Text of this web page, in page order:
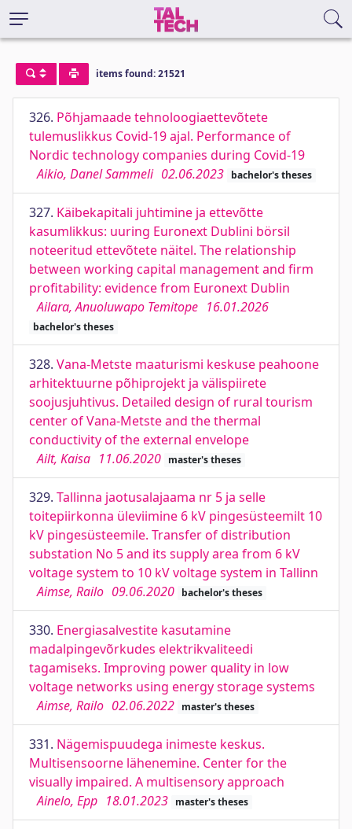
items found: 21521
326. Põhjamaade tehnoloogiaettevõtete
tulemuslikkus Covid-19 ajal. Performance of
Nordic technology companies during Covid-19
Aikio, Danel Sammeli 02.06.2023 bachelor's theses
327. Käibekapitali juhtimine ja ettevõtte
kasumlikkus: uuring Euronext Dublini börsil
noteeritud ettevõtete näitel. The relationship
between working capital management and firm
profitability: evidence from Euronext Dublin
Ailara, Anuoluwapo Temitope 16.01.2026
bachelor's theses
328. Vana-Metste maaturismi keskuse peahoone
arhitektuurne põhiprojekt ja välispiirete
soojusjuhtivus. Detailed design of rural tourism
center of Vana-Metste and the thermal
conductivity of the external envelope
Ailt, Kaisa 11.06.2020 master's theses
329. Tallinna jaotusalajaama nr 5 ja selle
toitepiirkonna üleviimine 6 kV pingesüsteemilt 10
kV pingesüsteemile. Transfer of distribution
substation No 5 and its supply area from 6 kV
voltage system to 10 kV voltage system in Tallinn
Aimse, Railo 09.06.2020 bachelor's theses
330. Energiasalvestite kasutamine
madalpingevõrkudes elektrikvaliteedi
tagamiseks. Improving power quality in low
voltage networks using energy storage systems
Aimse, Railo 02.06.2022 master's theses
331. Nägemispuudega inimeste keskus.
Multisensoorne lähenemine. Center for the
visually impaired. A multisensory approach
Ainelo, Epp 18.01.2023 master's theses